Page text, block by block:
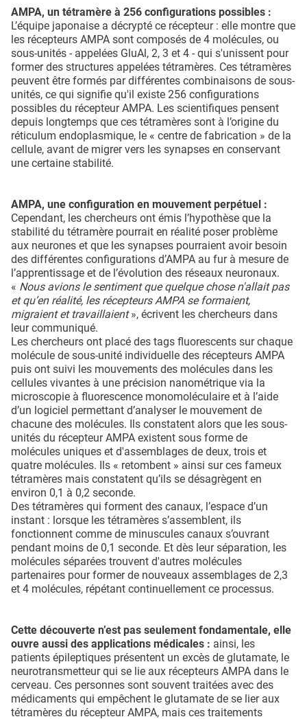
AMPA, un tétramère à 256 configurations possibles :
L’équipe japonaise a décrypté ce récepteur : elle montre que
les récepteurs AMPA sont composés de 4 molécules, ou
sous-unités - appelées GluAl, 2, 3 et 4 - qui s'unissent pour
former des structures appelées tétramères. Ces tétramères
peuvent être formés par différentes combinaisons de sous-
unités, ce qui signifie qu'il existe 256 configurations
possibles du récepteur AMPA. Les scientifiques pensent
depuis longtemps que ces tétramères sont à l’origine du
réticulum endoplasmique, le « centre de fabrication » de la
cellule, avant de migrer vers les synapses en conservant
une certaine stabilité.
AMPA, une configuration en mouvement perpétuel :
Cependant, les chercheurs ont émis l’hypothèse que la
stabilité du tétramère pourrait en réalité poser problème
aux neurones et que les synapses pourraient avoir besoin
des différentes configurations d’AMPA au fur à mesure de
l’apprentissage et de l’évolution des réseaux neuronaux.
« Nous avions le sentiment que quelque chose n'allait pas
et qu’en réalité, les récepteurs AMPA se formaient,
migraient et travaillaient», écrivent les chercheurs dans
leur communiqué.
Les chercheurs ont placé des tags fluorescents sur chaque
molécule de sous-unité individuelle des récepteurs AMPA
puis ont suivi les mouvements des molécules dans les
cellules vivantes à une précision nanométrique via la
microscopie à fluorescence monomoléculaire et à l’aide
d’un logiciel permettant d’analyser le mouvement de
chacune des molécules. Ils constatent alors que les sous-
unités du récepteur AMPA existent sous forme de
molécules uniques et d'assemblages de deux, trois et
quatre molécules. Ils « retombent » ainsi sur ces fameux
tétramères mais constatent qu’ils se désagrègent en
environ 0,1 à 0,2 seconde.
Des tétramères qui forment des canaux, l’espace d’un
instant : lorsque les tétramères s’assemblent, ils
fonctionnent comme de minuscules canaux s’ouvrant
pendant moins de 0,1 seconde. Et dès leur séparation, les
molécules séparées trouvent d'autres molécules
partenaires pour former de nouveaux assemblages de 2,3
et 4 molécules, répétant continuellement ce processus.
Cette découverte n’est pas seulement fondamentale, elle
ouvre aussi des applications médicales : ainsi, les
patients épileptiques présentent un excès de glutamate, le
neurotransmetteur qui se lie aux récepteurs AMPA dans le
cerveau. Ces personnes sont souvent traitées avec des
médicaments qui empêchent le glutamate de se lier aux
tétramères du récepteur AMPA, mais ces traitements